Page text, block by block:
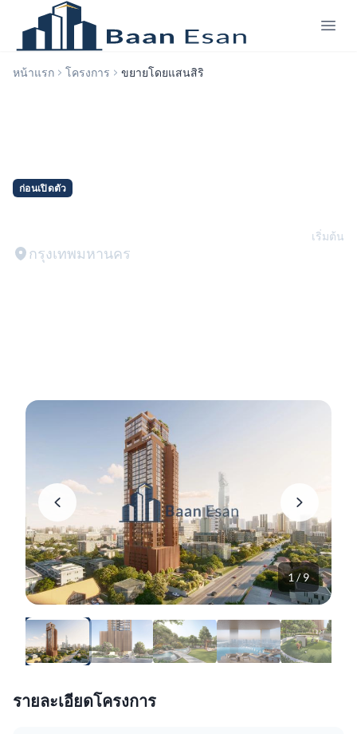
หน้าแรก โครงการ ขยายโดยแสนสิริ
ก่อนเปิดตัว
กรุงเทพมหานคร
เริ่มต้น
1 / 9
รายละเอียดโครงการ